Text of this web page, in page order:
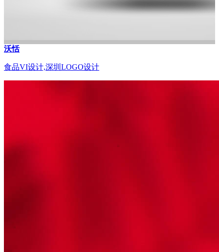
沃恬
食品VI设计,深圳LOGO设计